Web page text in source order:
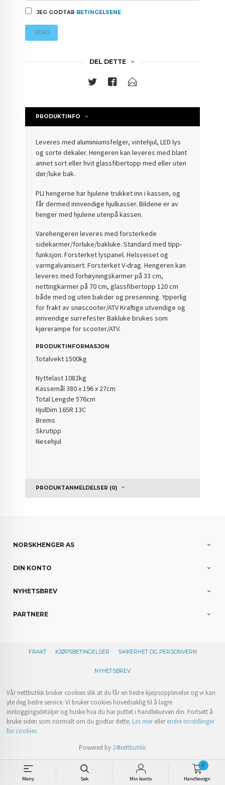
Meny Søk Min konto Handlevogn
0
JEG GODTAR BETINGELSENE
SEND
DEL DETTE
PRODUKTINFO
Leveres med aluminiumsfelger, vintehjul, LED lys
og sorte dekaler. Hengeren kan leveres med blant
annet sort eller hvit glassfibertopp med eller uten
dør/luke bak.
PLI hengerne har hjulene trukket inn i kassen, og
får dermed innvendige hjulkasser. Bildene er av
henger med hjulene utenpå kassen.
Varehengeren leveres med forsterkede
sidekarmer/forluke/bakluke. Standard med tipp-
funksjon. Forsterket lyspanel. Helsveiset og
varmgalvanisert. Forsterket V-drag. Hengeren kan
leveres med forhøyningskarmer på 33 cm,
nettingkarmer på 70 cm, glassfibertopp 120 cm
både med og uten bakdør og presenning. Ypperlig
for frakt av snøscooter/ATV Kraftige utvendige og
innvendige surrefester Bakluke brukes som
kjørerampe for scooter/ATV.
PRODUKTINFORMASJON
Totalvekt 1500kg
Nyttelast 1082kg
Kassemål 380 x 196 x 27cm
Total Lengde 576cm
HjulDim 165R 13C
Brems
Skrutipp
Nesehjul
PRODUKTANMELDELSER (0)
NORSKHENGER AS
DIN KONTO
NYHETSBREV
PARTNERE
FRAKT KJØPSBETINGELSER SIKKERHET OG PERSONVERN
NYHETSBREV
Vår nettbutikk bruker cookies slik at du får en bedre kjøpsopplevelse og vi kan
yte deg bedre service. Vi bruker cookies hovedsaklig til å lagre
innloggingsdetaljer og huske hva du har puttet i handlekurven din. Fortsett å
bruke siden som normalt om du godtar dette. Les merellerendre innstillinger
for cookies.
Powered by 24Nettbutikk